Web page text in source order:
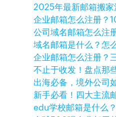
2025年最新邮箱搬家
企业邮箱怎么注册？
公司域名邮箱怎么注
域名邮箱是什么？怎
企业邮箱怎么注册？
不止于收发！盘点那
出海必备，境外公司
新手必看！四大主流
edu学校邮箱是什么